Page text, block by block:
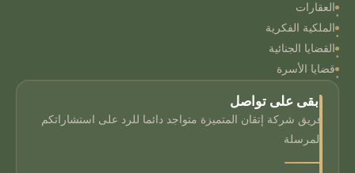
العقارات
الملكية الفكرية
القضايا الجنائية
قضايا الأسرة
ابقى على تواصل
فريق شركة إتقان المتميزة متواجد دائما للرد على استشاراتكم
المرسلة